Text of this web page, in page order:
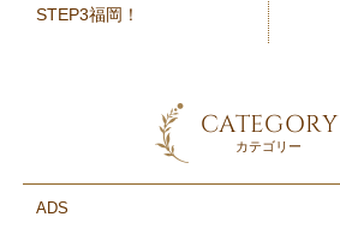
STEP3福岡！
CATEGORY
カテゴリー
ADS